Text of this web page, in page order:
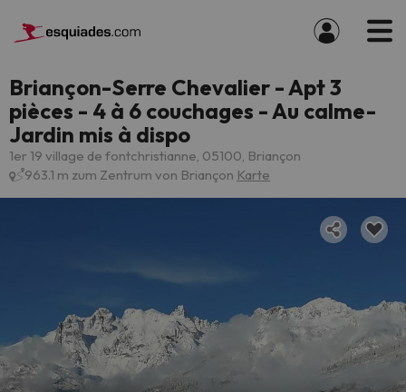
Briançon-Serre Chevalier - Apt 3
pièces - 4 à 6 couchages - Au calme-
Jardin mis à dispo
1er 19 village de fontchristianne, 05100, Briançon
963.1 m zum Zentrum von Briançon Karte